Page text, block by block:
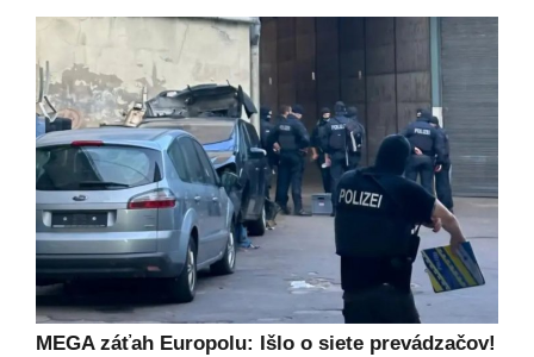
MEGA záťah Europolu: Išlo o siete prevádzačov!